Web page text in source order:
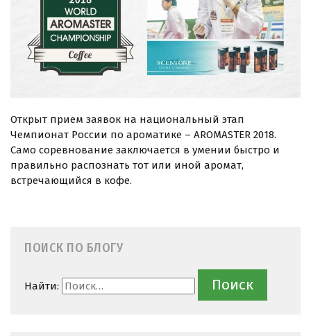
Открыт прием заявок на национальный этап
Чемпионат России по ароматике – AROMASTER 2018.
Само соревнование заключается в умении быстро и
правильно распознать тот или иной аромат,
встречающийся в кофе.
ПОИСК ПО БЛОГУ
Найти: